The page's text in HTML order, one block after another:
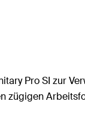
Pro SI zur
zügigen